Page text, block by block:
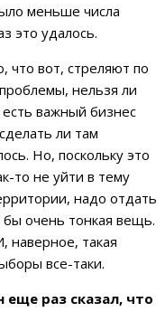
меньше числа
это удалось.
что вот, стреляют по
нельзя ли
важный бизнес
ли там
Но, поскольку это
то не уйти в тему
надо отдать
очень тонкая вещь.
наверное, такая
все-таки.
раз сказал, что